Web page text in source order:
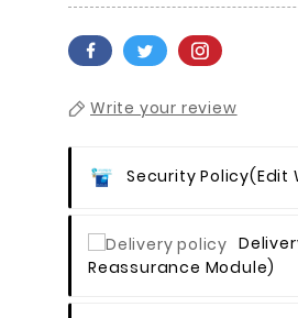
Write your review
Security Policy(edit
Reassurance Module)